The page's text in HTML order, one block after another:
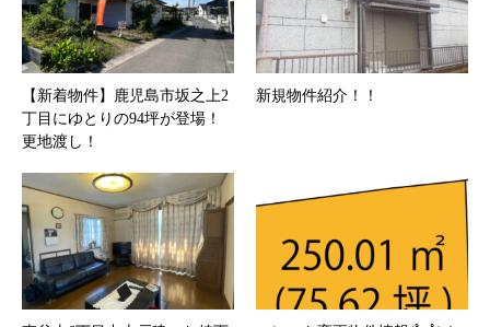
【新着物件】鹿児島市坂之上2
丁目にゆとりの94坪が登場！
更地渡し！
新規物件紹介！！